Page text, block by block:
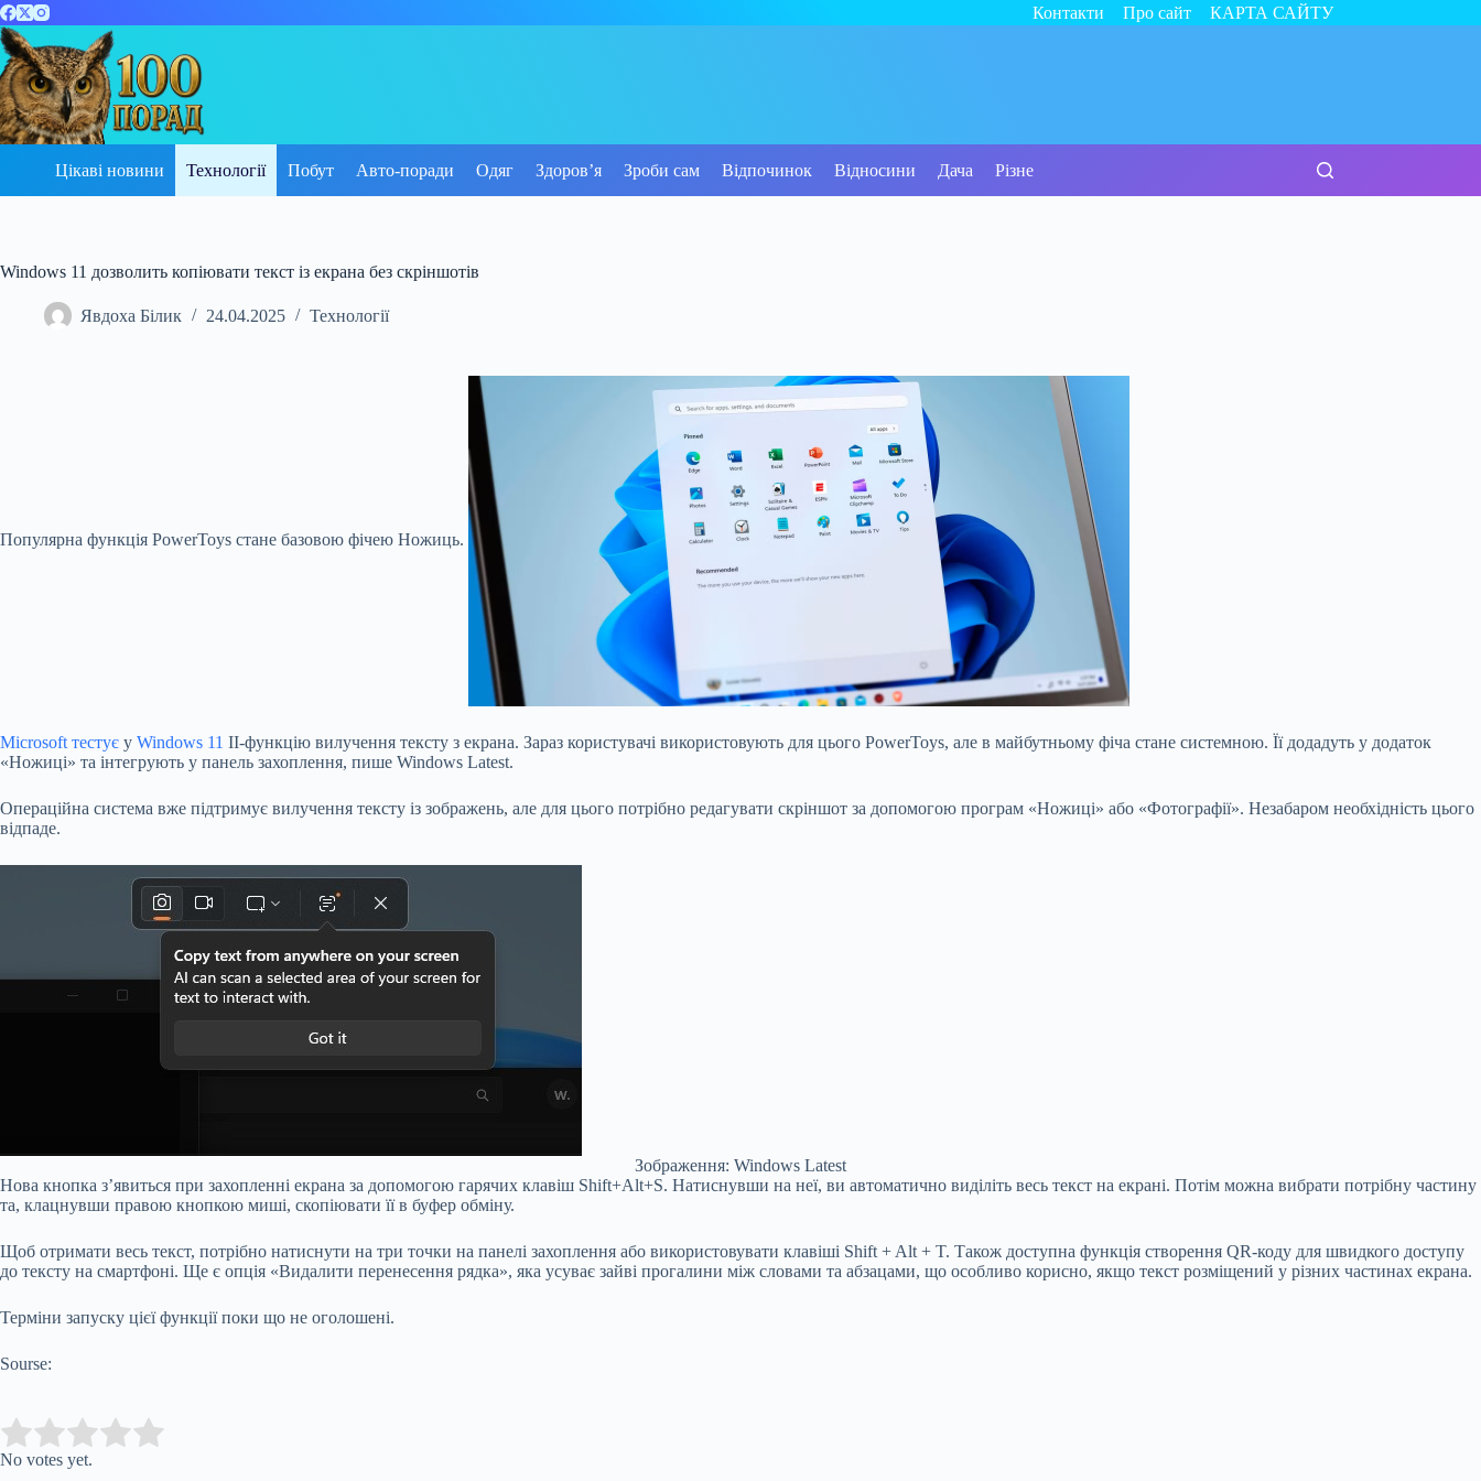
Перейти
до
вмісту
Контакти Про сайт КАРТА САЙТУ
Цікаві новини Технології Побут Авто-поради Одяг Здоров’я Зроби сам Відпочинок Відносини Дача Різне
Windows 11 дозволить копіювати текст із екрана без скріншотів
Явдоха Білик 24.04.2025 Технології
Популярна функція PowerToys стане базовою фічею Ножиць.
Microsoft тестує у Windows 11 ІІ-функцію вилучення тексту з екрана. Зараз користувачі використовують для цього PowerToys, але в майбутньому фіча стане системною. Її додадуть у додаток
«Ножиці» та інтегрують у панель захоплення, пише Windows Latest.
Операційна система вже підтримує вилучення тексту із зображень, але для цього потрібно редагувати скріншот за допомогою програм «Ножиці» або «Фотографії». Незабаром необхідність цього
відпаде.
Зображення: Windows Latest
Нова кнопка з’явиться при захопленні екрана за допомогою гарячих клавіш Shift+Alt+S. Натиснувши на неї, ви автоматично виділіть весь текст на екрані. Потім можна вибрати потрібну частину
та, клацнувши правою кнопкою миші, скопіювати її в буфер обміну.
Щоб отримати весь текст, потрібно натиснути на три точки на панелі захоплення або використовувати клавіші Shift + Alt + T. Також доступна функція створення QR-коду для швидкого доступу
до тексту на смартфоні. Ще є опція «Видалити перенесення рядка», яка усуває зайві прогалини між словами та абзацами, що особливо корисно, якщо текст розміщений у різних частинах екрана.
Терміни запуску цієї функції поки що не оголошені.
Sourse:
Rate this item:
No votes yet.